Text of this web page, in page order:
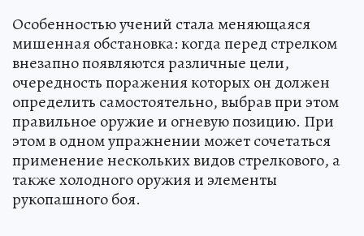
Особенностью учений стала меняющаяся
мишенная обстановка: когда перед стрелком
внезапно появляются различные цели,
очередность поражения которых он должен
определить самостоятельно, выбрав при этом
правильное оружие и огневую позицию. При
этом в одном упражнении может сочетаться
применение нескольких видов стрелкового, а
также холодного оружия и элементы
рукопашного боя.